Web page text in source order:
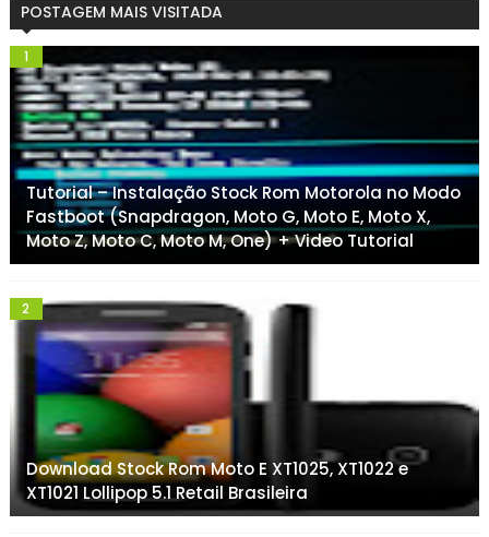
POSTAGEM MAIS VISITADA
Tutorial – Instalação Stock Rom Motorola no Modo
Fastboot (Snapdragon, Moto G, Moto E, Moto X,
Moto Z, Moto C, Moto M, One) + Video Tutorial
Download Stock Rom Moto E XT1025, XT1022 e
XT1021 Lollipop 5.1 Retail Brasileira